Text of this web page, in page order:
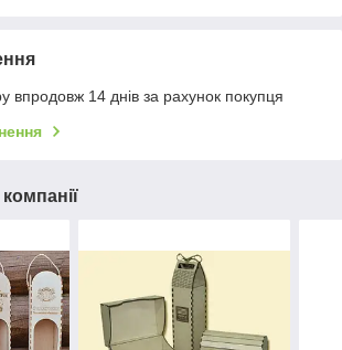
впродовж 14 днів за рахунок покупця